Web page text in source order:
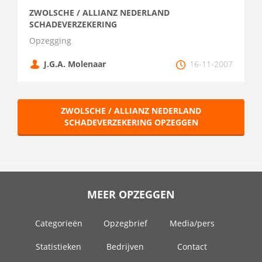
ZWOLSCHE / ALLIANZ NEDERLAND
SCHADEVERZEKERING
Opzegging
J.G.A. Molenaar 16-11-2007
ZWOLSCHE / ALLIANZ NEDERLAND
SCHADEVERZEKERING OPZEGGEN
MEER OPZEGGEN
Categorieën Opzegbrief Media/pers
Statistieken Bedrijven Contact